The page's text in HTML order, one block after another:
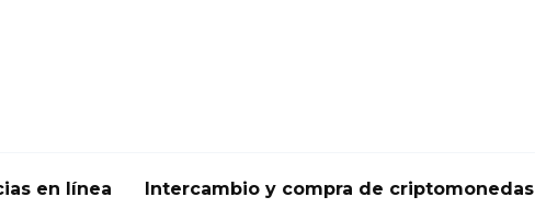
en línea Intercambio y compra de criptomonedas